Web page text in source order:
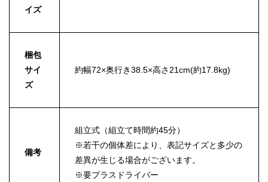
イズ
梱包
サイ
ズ
約幅72×奥行き38.5×高さ21cm(約17.8kg)
備考
組立式（組立て時間約45分）
※若干の個体差により、表記サイズと多少の
差異が生じる場合がございます。
※要プラスドライバー